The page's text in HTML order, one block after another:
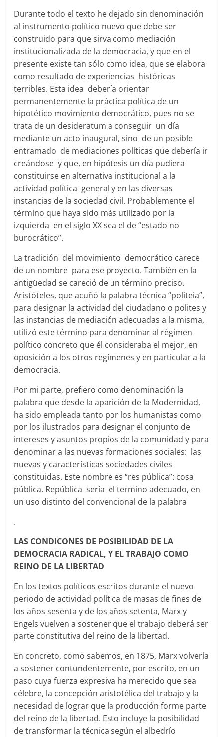
Durante todo el texto he dejado sin denominación
al instrumento político nuevo que debe ser
construido para que sirva como mediación
institucionalizada de la democracia, y que en el
presente existe tan sólo como idea, que se elabora
como resultado de experiencias históricas
terribles. Esta idea debería orientar
permanentemente la práctica política de un
hipotético movimiento democrático, pues no se
trata de un desideratum a conseguir un día
mediante un acto inaugural, sino de un posible
entramado de mediaciones políticas que debería ir
creándose y que, en hipótesis un día pudiera
constituirse en alternativa institucional a la
actividad política general y en las diversas
instancias de la sociedad civil. Probablemente el
término que haya sido más utilizado por la
izquierda en el siglo XX sea el de “estado no
burocrático”.
La tradición del movimiento democrático carece
de un nombre para ese proyecto. También en la
antigüedad se careció de un término preciso.
Aristóteles, que acuñó la palabra técnica “politeia”,
para designar la actividad del ciudadano o polites y
las instancias de mediación adecuadas a la misma,
utilizó este término para denominar al régimen
político concreto que él consideraba el mejor, en
oposición a los otros regímenes y en particular a la
democracia.
Por mi parte, prefiero como denominación la
palabra que desde la aparición de la Modernidad,
ha sido empleada tanto por los humanistas como
por los ilustrados para designar el conjunto de
intereses y asuntos propios de la comunidad y para
denominar a las nuevas formaciones sociales: las
nuevas y características sociedades civiles
constituidas. Este nombre es “res pública”: cosa
pública. República sería el termino adecuado, en
un uso distinto del convencional de la palabra
.
LAS CONDICONES DE POSIBILIDAD DE LA
DEMOCRACIA RADICAL, Y EL TRABAJO COMO
REINO DE LA LIBERTAD
En los textos políticos escritos durante el nuevo
periodo de actividad política de masas de fines de
los años sesenta y de los años setenta, Marx y
Engels vuelven a sostener que el trabajo deberá ser
parte constitutiva del reino de la libertad.
En concreto, como sabemos, en 1875, Marx volvería
a sostener contundentemente, por escrito, en un
paso cuya fuerza expresiva ha merecido que sea
célebre, la concepción aristotélica del trabajo y la
necesidad de lograr que la producción forme parte
del reino de la libertad. Esto incluye la posibilidad
de transformar la técnica según el albedrío